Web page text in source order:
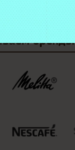
бренды